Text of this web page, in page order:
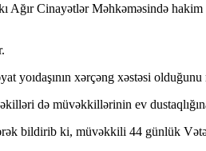
Ağır Cinayətlər Məhkəməsində
xərçəng xəstəsi
də müvəkkillərinin ev
bildirib ki, müvəkkili 44 günlük